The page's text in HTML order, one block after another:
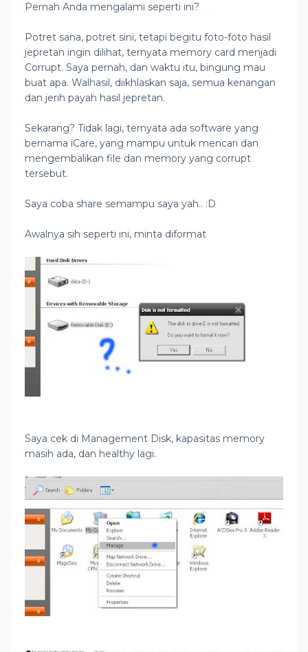
Pernah Anda mengalami seperti ini?
Potret sana, potret sini, tetapi begitu foto-foto hasil
jepretan ingin dilihat, ternyata memory card menjadi
Corrupt. Saya pernah, dan waktu itu, bingung mau
buat apa. Walhasil, diikhlaskan saja, semua kenangan
dan jerih payah hasil jepretan.
Sekarang? Tidak lagi, ternyata ada software yang
bernama iCare, yang mampu untuk mencari dan
mengembalikan file dan memory yang corrupt
tersebut.
Saya coba share semampu saya yah.. :D
Awalnya sih seperti ini, minta diformat
Saya cek di Management Disk, kapasitas memory
masih ada, dan healthy lagi.